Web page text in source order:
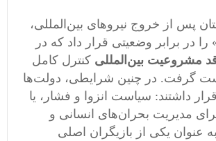
پس از خروج نیروهای بین‌المللی،
در برابر وضعیتی قرار داد که در
مشروعیت بین‌المللی کنترل کامل
گرفت. در چنین شرایطی، دولت‌ها
داشتند: سیاست انزوا و فشار، یا
مدیریت بحران‌های انسانی و
به عنوان یکی از بازیگران اصلی